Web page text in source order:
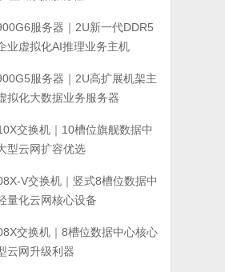
服务器｜2U新一代DDR5
业虚拟化AI推理业务主机
服务器｜2U高扩展机架主
拟化大数据业务服务器
交换机｜10槽位旗舰数据中
型云网扩容优选
V交换机｜竖式8槽位数据中
量化云网核心设备
交换机｜8槽位数据中心核心
云网升级利器